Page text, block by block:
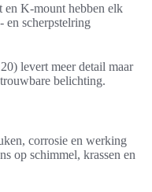
en K-mount hebben elk
en scherpstelring
levert meer detail maar
belichting.
corrosie en werking
op schimmel, krassen en